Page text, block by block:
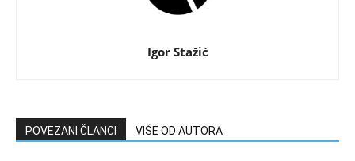
Igor Stažić
POVEZANI ČLANCI VIŠE OD AUTORA